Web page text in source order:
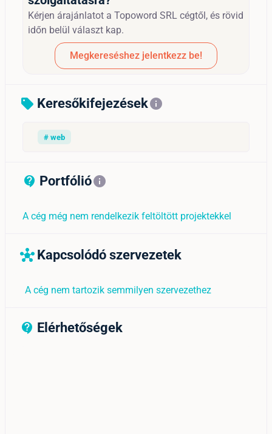
Kérjen árajánlatot a Topoword SRL cégtől, és rövid
időn belül választ kap.
Megkereséshez jelentkezz be!
sell Keresőkifejezésekinfo
# web
contact_support_outline
Portfólióinfo
A cég még nem rendelkezik feltöltött projektekkel
hub Kapcsolódó szervezetek
A cég nem tartozik semmilyen szervezethez
contact_support_outline
Elérhetőségek